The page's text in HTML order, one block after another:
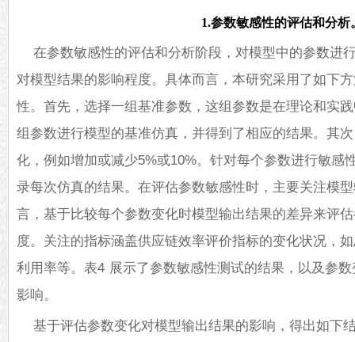
1.参数敏感性的评估和分析
在参数敏感性的评估和分析阶段，对模型中的参数进
对模型结果的影响程度。具体而言，本研究采用了如下
性。首先，选择一组基准参数，这组参数是在理论和实
组参数进行模型的基准仿真，并得到了相应的结果。其
化，例如增加或减少5%或10%。针对每个参数进行敏感
录每次仿真的结果。在评估参数敏感性时，主要关注模
言，基于比较每个参数变化时模型输出结果的差异来评
度。关注的指标涵盖供应链效率评价指标的变化状况，
利用率等。表4 展示了参数敏感性测试的结果，以及参
影响。
基于评估参数变化对模型输出结果的影响，得出如下